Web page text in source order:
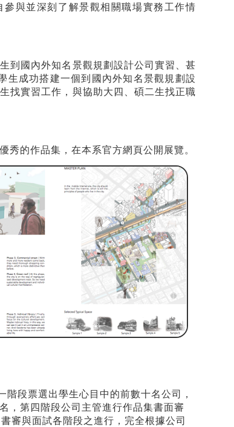
與並深刻了解景觀相關職場實務工作情
到國內外知名景觀規劃設計公司實習、甚
生成功搭建一個到國內外知名景觀規劃設
找實習工作，與協助大四、碩二生找正職
的作品集，在本系官方網頁公開展覽。
段票選出學生心目中的前數十名公司，
，第四階段公司主管進行作品集書面審
審與面試各階段之進行，完全根據公司